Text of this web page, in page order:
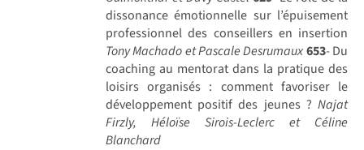
dissonance émotionnelle sur l’épuisement
professionnel des conseillers en insertion
Tony Machado et Pascale Desrumaux653- Du
coaching au mentorat dans la pratique des
loisirs organisés : comment favoriser le
développement positif des jeunes ? Najat
Firzly, Héloïse Sirois-Leclerc et Céline
Blanchard